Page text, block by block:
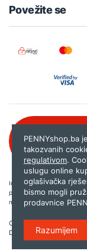
Povežite se
080
Internet trgovina
podatke. Ako na našoj
molimo vas da nam to
Copyright © 2026.
Dizajn i programiranje:
PENNYshop.ba
takozvanih
regulativom.
uslugu online
oglašivačka
bismo mogli
prodavnice
Razumijem